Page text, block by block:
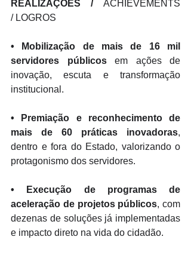
REALIZAÇÕES / ACHIEVEMENTS
/ LOGROS
•
Mobilização de mais de 16 mil
servidores públicos em ações de
inovação, escuta e transformação
institucional.
•
Premiação e reconhecimento de
mais de 60 práticas inovadoras,
dentro e fora do Estado, valorizando o
protagonismo dos servidores.
•
Execução de programas de
aceleração de projetos públicos, com
dezenas de soluções já implementadas
e impacto direto na vida do cidadão.